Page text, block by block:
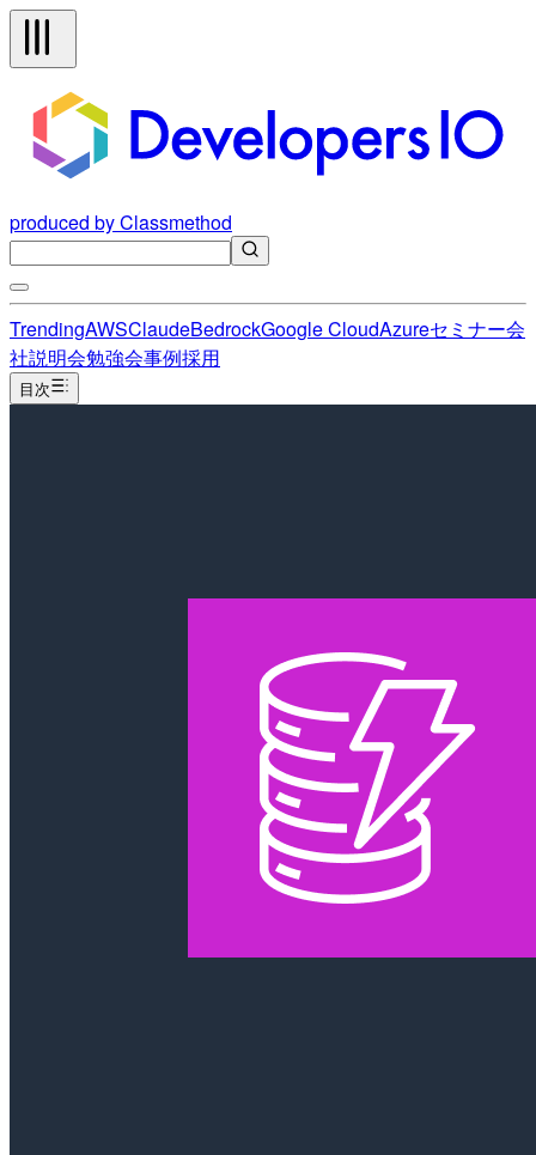
produced by Classmethod
TrendingAWSClaudeBedrockGoogle CloudAzureセミナー会
社説明会勉強会事例採用
目次